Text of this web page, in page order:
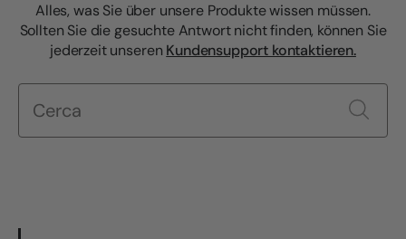
Alles, was Sie über unsere Produkte wissen müssen.
Sollten Sie die gesuchte Antwort nicht finden, können Sie
jederzeit unseren Kundensupport kontaktieren.